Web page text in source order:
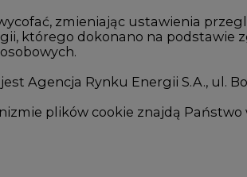
zmieniając ustawienia
którego dokonano na podstawie
Agencja Rynku Energii S.A., ul.
plików cookie znajdą Państwo